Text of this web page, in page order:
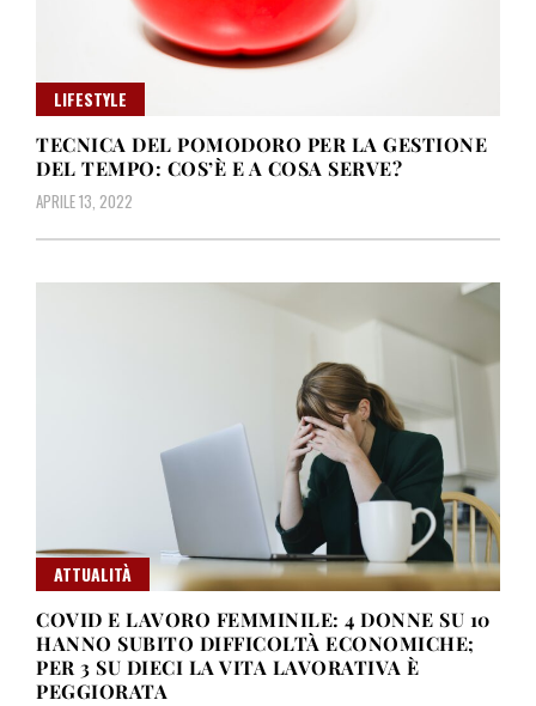
LIFESTYLE
TECNICA DEL POMODORO PER LA GESTIONE
DEL TEMPO: COS’È E A COSA SERVE?
APRILE 13, 2022
ATTUALITÀ
COVID E LAVORO FEMMINILE: 4 DONNE SU 10
HANNO SUBITO DIFFICOLTÀ ECONOMICHE;
PER 3 SU DIECI LA VITA LAVORATIVA È
PEGGIORATA